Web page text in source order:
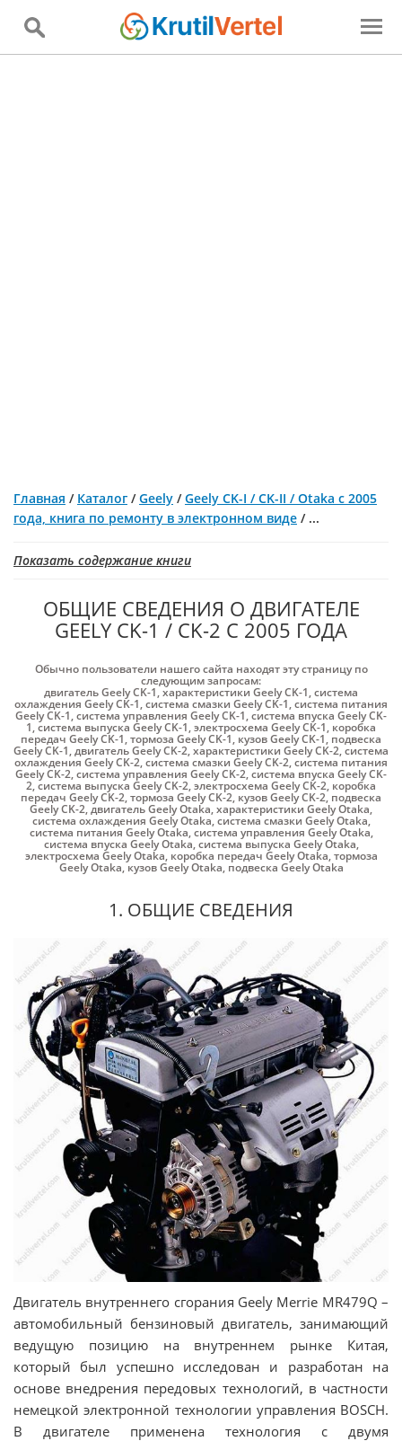
Главная / Каталог /Geely /Geely CK-I / CK-II / Otaka с 2005
года, книга по ремонту в электронном виде / ...
Показать содержание книги
ОБЩИЕ СВЕДЕНИЯ О ДВИГАТЕЛЕ
GEELY CK-1 / CK-2 С 2005 ГОДА
Обычно пользователи нашего сайта находят эту страницу по
следующим запросам:
двигатель Geely CK-1,характеристики Geely CK-1,система
охлаждения Geely CK-1,система смазки Geely CK-1,система питания
Geely CK-1,система управления Geely CK-1,система впуска Geely CK-
1,система выпуска Geely CK-1,электросхема Geely CK-1, коробка
передач Geely CK-1,тормоза Geely CK-1, кузов Geely CK-1, подвеска
Geely CK-1,двигатель Geely CK-2,характеристики Geely CK-2,система
охлаждения Geely CK-2,система смазки Geely CK-2,система питания
Geely CK-2,система управления Geely CK-2,система впуска Geely CK-
2,система выпуска Geely CK-2,электросхема Geely CK-2, коробка
передач Geely CK-2,тормоза Geely CK-2, кузов Geely CK-2, подвеска
Geely CK-2,двигатель Geely Otaka,характеристики Geely Otaka,
система охлаждения Geely Otaka,система смазки Geely Otaka,
система питания Geely Otaka,система управления Geely Otaka,
система впуска Geely Otaka,система выпуска Geely Otaka,
электросхема Geely Otaka, коробка передач Geely Otaka,тормоза
Geely Otaka,кузов Geely Otaka, подвеска Geely Otaka
1. ОБЩИЕ СВЕДЕНИЯ
Двигатель внутреннего сгорания Geely Merrie MR479Q –
автомобильный бензиновый двигатель, занимающий
ведущую позицию на внутреннем рынке Китая,
который был успешно исследован и разработан на
основе внедрения передовых технологий, в частности
немецкой электронной технологии управления BOSCH.
В двигателе применена технология с двумя